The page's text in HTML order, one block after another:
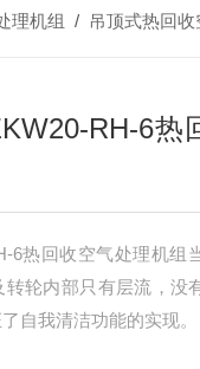
理机组 / 吊顶式热回
RH-6热
6热回收空气处理机组
轮内部只有层流，没
自我清洁功能的实现。